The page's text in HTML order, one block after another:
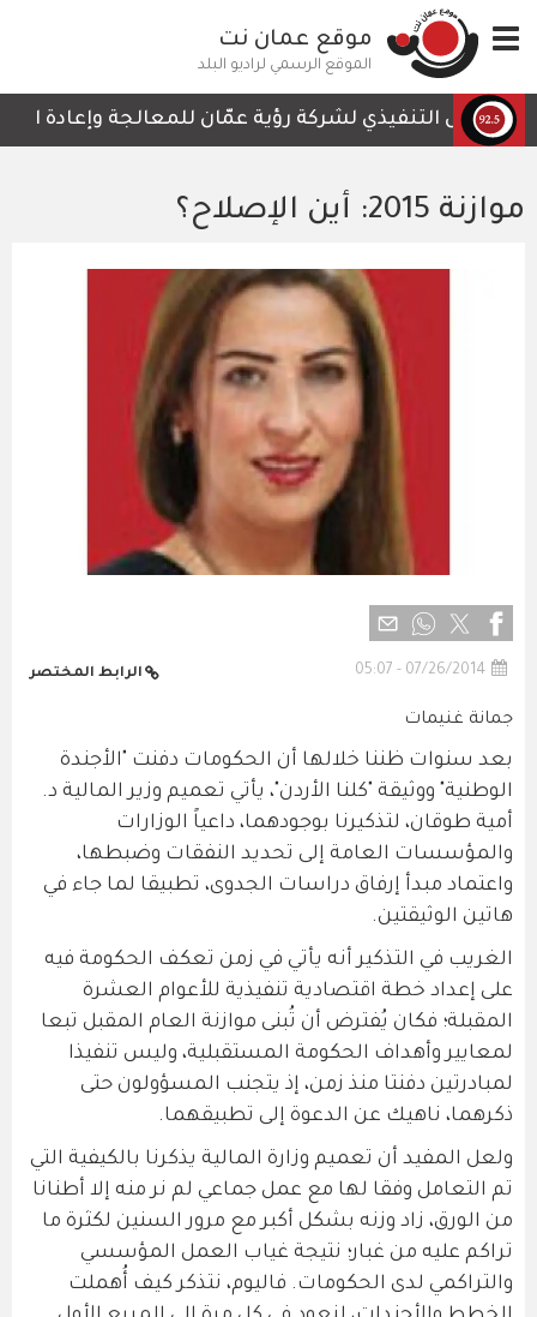
إلى
المحتوى
الرئيسي
Toggle
navigation
موقع عمان نت
الموقع الرسمي لراديو البلد
الرئيس التنفيذي لشركة رؤية عمّان للمعالجة وإعادة
موازنة 2015: أين الإصلاح؟
07/26/2014 - 05:07 الرابط المختصر
جمانة غنيمات
بعد سنوات ظننا خلالها أن الحكومات دفنت "الأجندة
الوطنية" ووثيقة "كلنا الأردن"، يأتي تعميم وزير المالية د.
أمية طوقان، لتذكيرنا بوجودهما، داعياً الوزارات
والمؤسسات العامة إلى تحديد النفقات وضبطها،
واعتماد مبدأ إرفاق دراسات الجدوى، تطبيقا لما جاء في
هاتين الوثيقتين.
الغريب في التذكير أنه يأتي في زمن تعكف الحكومة فيه
على إعداد خطة اقتصادية تنفيذية للأعوام العشرة
المقبلة؛ فكان يُفترض أن تُبنى موازنة العام المقبل تبعا
لمعايير وأهداف الحكومة المستقبلية، وليس تنفيذا
لمبادرتين دفنتا منذ زمن، إذ يتجنب المسؤولون حتى
ذكرهما، ناهيك عن الدعوة إلى تطبيقهما.
ولعل المفيد أن تعميم وزارة المالية يذكرنا بالكيفية التي
تم التعامل وفقا لها مع عمل جماعي لم نر منه إلا أطنانا
من الورق، زاد وزنه بشكل أكبر مع مرور السنين لكثرة ما
تراكم عليه من غبار؛ نتيجة غياب العمل المؤسسي
والتراكمي لدى الحكومات. فاليوم، نتذكر كيف أُهملت